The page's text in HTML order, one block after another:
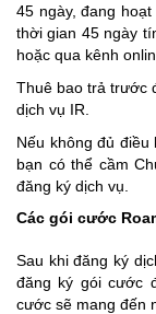
45 ngày, đang
thời gian 45 ngày
hoặc qua kênh
Thuê bao trả trước
dịch vụ IR.
Nếu không đủ điều
bạn có thể cầm
đăng ký dịch vụ.
Các gói cước
Sau khi đăng ký
đăng ký gói cước
cước sẽ mang đến